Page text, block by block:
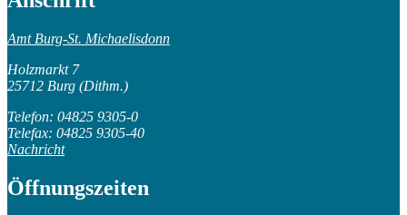
Amt Burg-St. Michaelisdonn
Holzmarkt 7
25712 Burg (Dithm.)
Telefon: 04825 9305-0
Telefax: 04825 9305-40
Nachricht
Öffnungszeiten